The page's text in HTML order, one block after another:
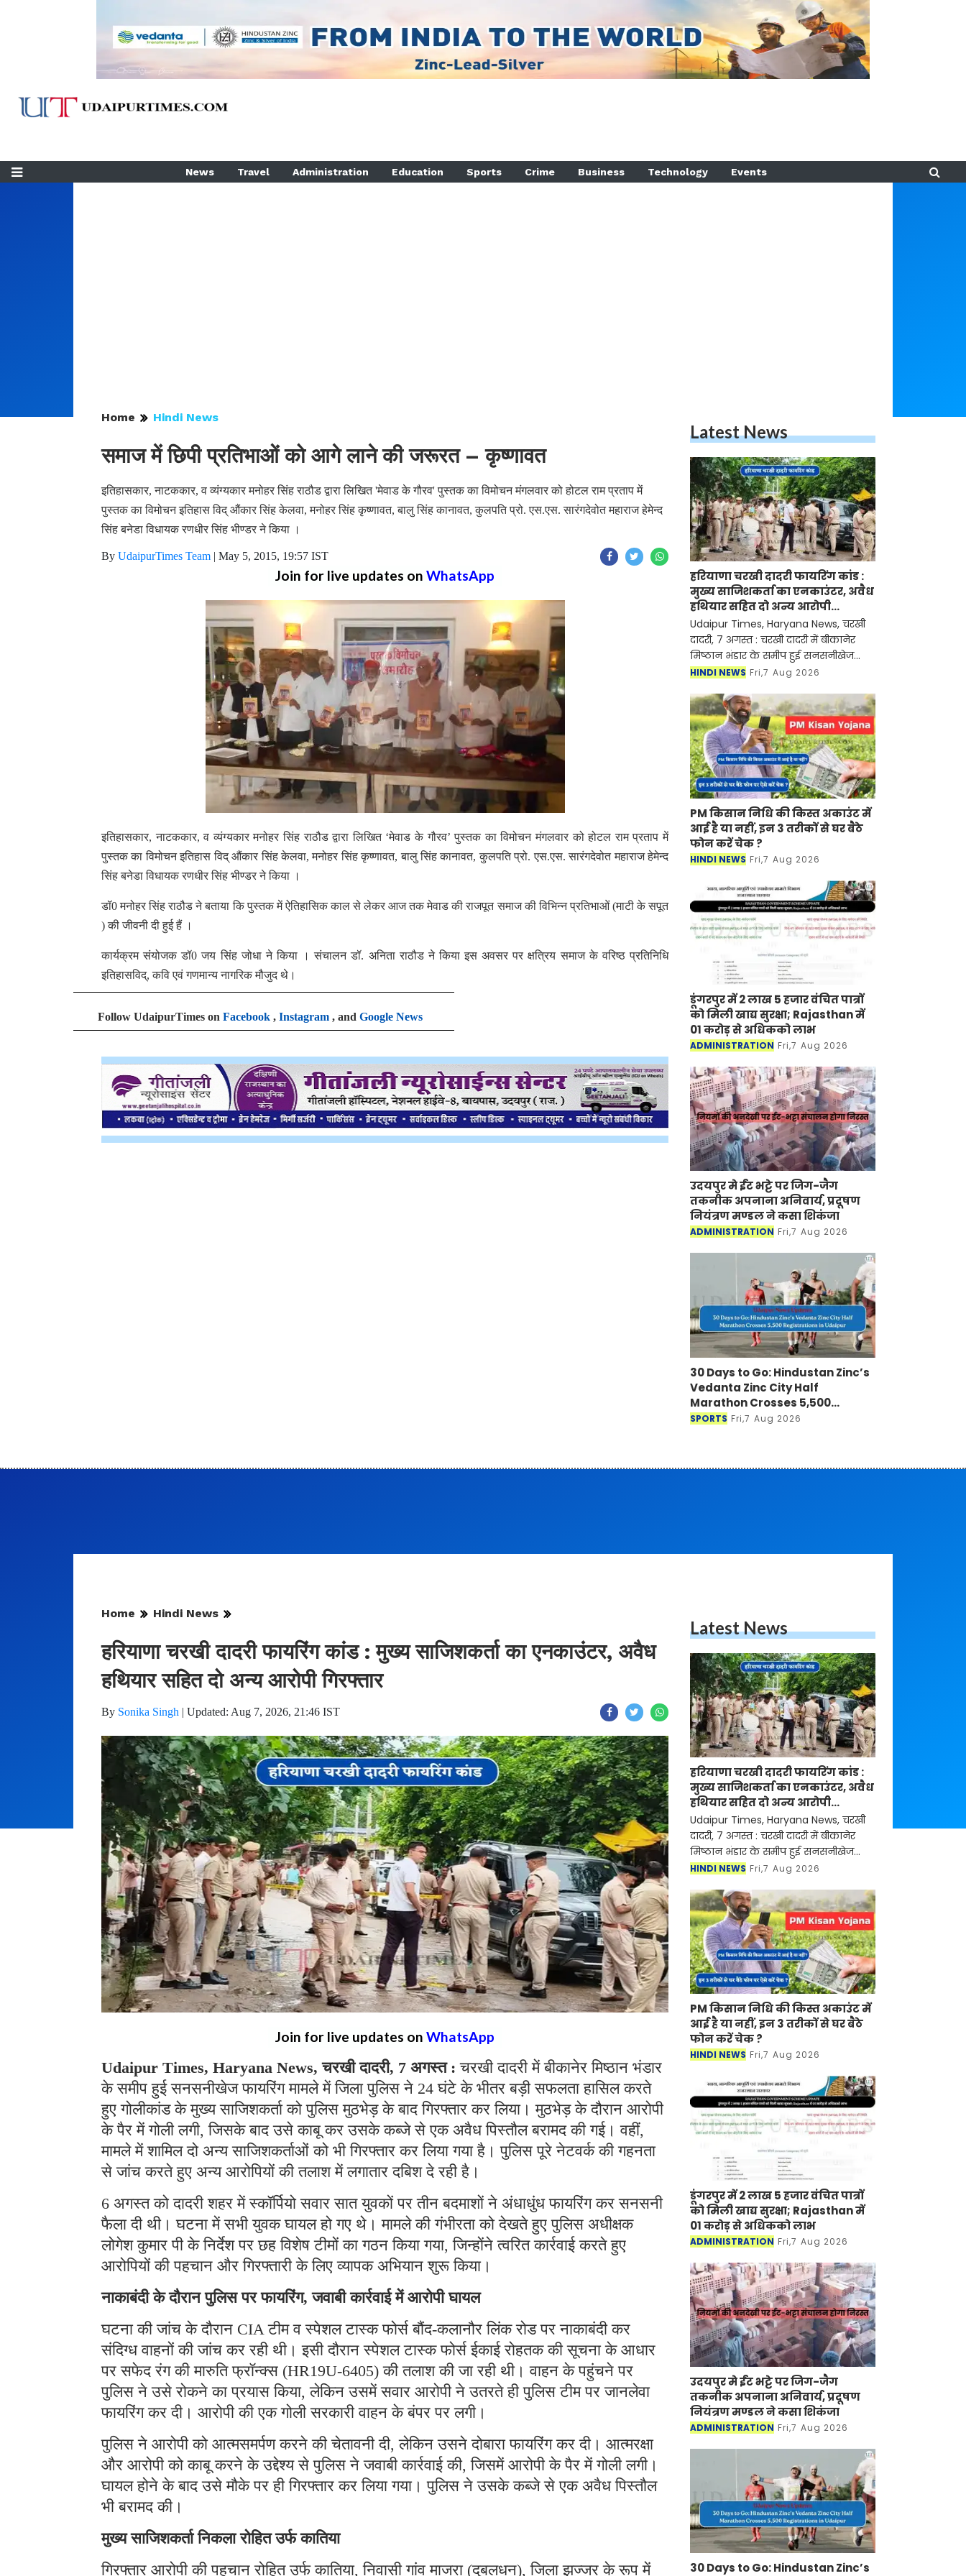
News Travel Administration Education Sports Crime Business Technology Events
Home Hindi News
समाज में छिपी प्रतिभाओं को आगे लाने की जरूरत – कृष्णावत
इतिहासकार, नाटककार, व व्यंग्यकार मनोहर सिंह राठौड द्वारा लिखित 'मेवाड के गौरव' पुस्तक का विमोचन मंगलवार को होटल राम प्रताप में
पुस्तक का विमोचन इतिहास विद् औंकार सिंह केलवा, मनोहर सिंह कृष्णावत, बालु सिंह कानावत, कुलपति प्रो. एस.एस. सारंगदेवोत महाराज हेमेन्द
सिंह बनेडा विधायक रणधीर सिंह भीण्डर ने किया ।
By UdaipurTimes Team | May 5, 2015, 19:57 IST
Join for live updates on WhatsApp
इतिहासकार, नाटककार, व व्यंग्यकार मनोहर सिंह राठौड द्वारा लिखित ‘मेवाड के गौरव’ पुस्तक का विमोचन मंगलवार को होटल राम प्रताप में
पुस्तक का विमोचन इतिहास विद् औंकार सिंह केलवा, मनोहर सिंह कृष्णावत, बालु सिंह कानावत, कुलपति प्रो. एस.एस. सारंगदेवोत महाराज हेमेन्द
सिंह बनेडा विधायक रणधीर सिंह भीण्डर ने किया ।
डॉ0 मनोहर सिंह राठौड ने बताया कि पुस्तक में ऐतिहासिक काल से लेकर आज तक मेवाड की राजपूत समाज की विभिन्न प्रतिभाओं (माटी के सपूत
) की जीवनी दी हुई हैं ।
कार्यक्रम संयोजक डॉ0 जय सिंह जोधा ने किया । संचालन डॉ. अनिता राठौड ने किया इस अवसर पर क्षत्रिय समाज के वरिष्ठ प्रतिनिधि
इतिहासविद्, कवि एवं गणमान्य नागरिक मौजुद थे।
Follow UdaipurTimes on Facebook , Instagram , and Google News
Latest News
हरियाणा चरखी दादरी फायरिंग कांड :
मुख्य साजिशकर्ता का एनकाउंटर, अवैध
हथियार सहित दो अन्य आरोपी
गिरफ्तार
Udaipur Times, Haryana News, चरखी
दादरी, 7 अगस्त : चरखी दादरी में बीकानेर
मिष्ठान भंडार के समीप हुई सनसनीखेज
फायरिंग मामले में जिला पुलिस ने 24 घंटे
गोलीकांड के मुख्
HINDI NEWS Fri,7 Aug 2026
PM किसान निधि की किस्त अकाउंट में
आई है या नहीं, इन 3 तरीकों से घर बैठे
फोन करें चेक ?
HINDI NEWS Fri,7 Aug 2026
डूंगरपुर में 2 लाख 5 हजार वंचित पात्रों
को मिली खाद्य सुरक्षा; Rajasthan में
01 करोड़ से अधिकको लाभ
ADMINISTRATION Fri,7 Aug 2026
उदयपुर मे ईंट भट्टे पर जिग-जैग
तकनीक अपनाना अनिवार्य, प्रदूषण
नियंत्रण मण्डल ने कसा शिकंजा
ADMINISTRATION Fri,7 Aug 2026
30 Days to Go: Hindustan Zinc’s
Vedanta Zinc City Half
Marathon Crosses 5,500
Registrations in Udaipur
SPORTS Fri,7 Aug 2026
Home Hindi News
हरियाणा चरखी दादरी फायरिंग कांड : मुख्य साजिशकर्ता का एनकाउंटर, अवैध
हथियार सहित दो अन्य आरोपी गिरफ्तार
By Sonika Singh | Updated: Aug 7, 2026, 21:46 IST
Join for live updates on WhatsApp
Udaipur Times, Haryana News, चरखी दादरी, 7 अगस्त :चरखी दादरी में बीकानेर मिष्ठान भंडार
के समीप हुई सनसनीखेज फायरिंग मामले में जिला पुलिस ने 24 घंटे के भीतर बड़ी सफलता हासिल करते
हुए गोलीकांड के मुख्य साजिशकर्ता को पुलिस मुठभेड़ के बाद गिरफ्तार कर लिया। मुठभेड़ के दौरान आरोपी
के पैर में गोली लगी, जिसके बाद उसे काबू कर उसके कब्जे से एक अवैध पिस्तौल बरामद की गई। वहीं,
मामले में शामिल दो अन्य साजिशकर्ताओं को भी गिरफ्तार कर लिया गया है। पुलिस पूरे नेटवर्क की गहनता
से जांच करते हुए अन्य आरोपियों की तलाश में लगातार दबिश दे रही है।
6 अगस्त को दादरी शहर में स्कॉर्पियो सवार सात युवकों पर तीन बदमाशों ने अंधाधुंध फायरिंग कर सनसनी
फैला दी थी। घटना में सभी युवक घायल हो गए थे। मामले की गंभीरता को देखते हुए पुलिस अधीक्षक
लोगेश कुमार पी के निर्देश पर छह विशेष टीमों का गठन किया गया, जिन्होंने त्वरित कार्रवाई करते हुए
आरोपियों की पहचान और गिरफ्तारी के लिए व्यापक अभियान शुरू किया।
नाकाबंदी के दौरान पुलिस पर फायरिंग, जवाबी कार्रवाई में आरोपी घायल
घटना की जांच के दौरान CIA टीम व स्पेशल टास्क फोर्स बौंद-कलानौर लिंक रोड पर नाकाबंदी कर
संदिग्ध वाहनों की जांच कर रही थी। इसी दौरान स्पेशल टास्क फोर्स ईकाई रोहतक की सूचना के आधार
पर सफेद रंग की मारुति फ्रॉन्क्स (HR19U-6405) की तलाश की जा रही थी। वाहन के पहुंचने पर
पुलिस ने उसे रोकने का प्रयास किया, लेकिन उसमें सवार आरोपी ने उतरते ही पुलिस टीम पर जानलेवा
फायरिंग कर दी। आरोपी की एक गोली सरकारी वाहन के बंपर पर लगी।
पुलिस ने आरोपी को आत्मसमर्पण करने की चेतावनी दी, लेकिन उसने दोबारा फायरिंग कर दी। आत्मरक्षा
और आरोपी को काबू करने के उद्देश्य से पुलिस ने जवाबी कार्रवाई की, जिसमें आरोपी के पैर में गोली लगी।
घायल होने के बाद उसे मौके पर ही गिरफ्तार कर लिया गया। पुलिस ने उसके कब्जे से एक अवैध पिस्तौल
भी बरामद की।
मुख्य साजिशकर्ता निकला रोहित उर्फ कातिया
गिरफ्तार आरोपी की पहचान रोहित उर्फ कातिया, निवासी गांव माजरा (दुबलधन), जिला झज्जर के रूप में
Latest News
हरियाणा चरखी दादरी फायरिंग कांड :
मुख्य साजिशकर्ता का एनकाउंटर, अवैध
हथियार सहित दो अन्य आरोपी
गिरफ्तार
Udaipur Times, Haryana News, चरखी
दादरी, 7 अगस्त : चरखी दादरी में बीकानेर
मिष्ठान भंडार के समीप हुई सनसनीखेज
फायरिंग मामले में जिला पुलिस ने 24 घंटे
गोलीकांड के मुख्
HINDI NEWS Fri,7 Aug 2026
PM किसान निधि की किस्त अकाउंट में
आई है या नहीं, इन 3 तरीकों से घर बैठे
फोन करें चेक ?
HINDI NEWS Fri,7 Aug 2026
डूंगरपुर में 2 लाख 5 हजार वंचित पात्रों
को मिली खाद्य सुरक्षा; Rajasthan में
01 करोड़ से अधिकको लाभ
ADMINISTRATION Fri,7 Aug 2026
उदयपुर मे ईंट भट्टे पर जिग-जैग
तकनीक अपनाना अनिवार्य, प्रदूषण
नियंत्रण मण्डल ने कसा शिकंजा
ADMINISTRATION Fri,7 Aug 2026
30 Days to Go: Hindustan Zinc’s